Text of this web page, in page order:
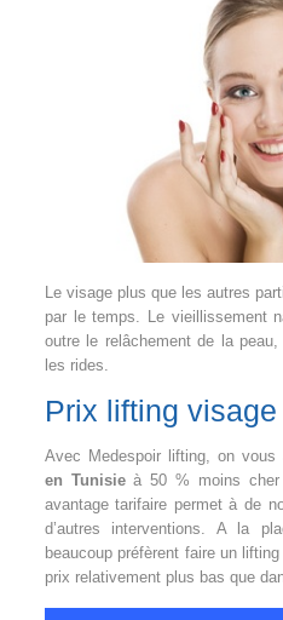
Le visage plus que les autres
par le temps. Le vieillissement
outre le relâchement de la
les rides.
Prix lifting
Avec Medespoir lifting, on vous
en Tunisieà 50 % moins cher
avantage tarifaire permet à de
d’autres interventions. A la
beaucoup préfèrent faire un
prix relativement plus bas que